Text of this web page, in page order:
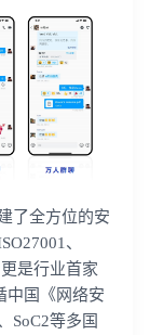
了全方位的安
、
是行业首家
中国《网络安
SoC2等多国